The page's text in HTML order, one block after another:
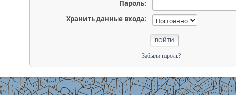
Пароль:
Хранить данные входа:
Забыли пароль?